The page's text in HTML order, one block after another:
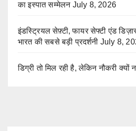
का इस्पात सम्मेलन July 8, 2026
इंडस्ट्रियल सेफ़्टी, फायर सेफ्टी एंड
भारत की सबसे बड़ी प्रदर्शनी July 8,
डिग्री तो मिल रही है, लेकिन नौकरी क्यों